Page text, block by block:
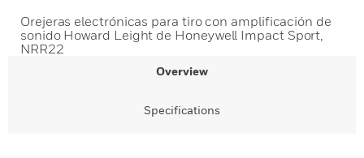
Orejeras electrónicas para tiro con amplificación de
sonido Howard Leight de Honeywell Impact Sport,
NRR22
Overview
Specifications